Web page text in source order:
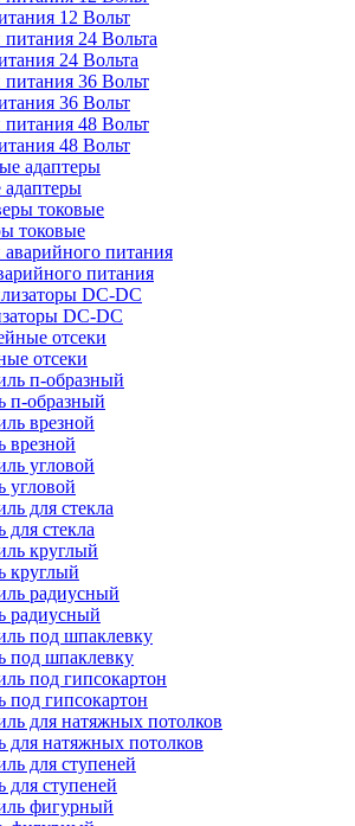
12 Вольт
24 Вольта
36 Вольт
48 Вольт
адаптеры
токовые
питания
DC-DC
отсеки
п-образный
врезной
угловой
стекла
круглый
радиусный
под шпаклевку
под гипсокартон
для натяжных потолков
для ступеней